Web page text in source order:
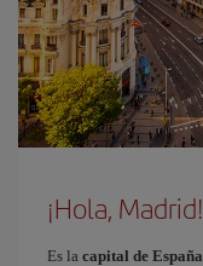
¡Hola, Madrid!
Es la capital de España